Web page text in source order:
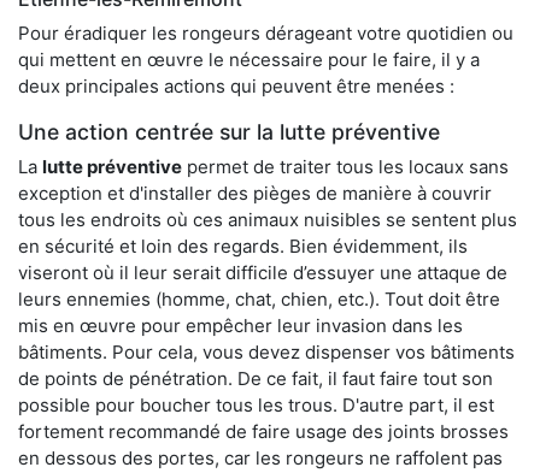
Pour éradiquer les rongeurs dérageant votre quotidien ou
qui mettent en œuvre le nécessaire pour le faire, il y a
deux principales actions qui peuvent être menées :
Une action centrée sur la lutte préventive
La lutte préventive permet de traiter tous les locaux sans
exception et d'installer des pièges de manière à couvrir
tous les endroits où ces animaux nuisibles se sentent plus
en sécurité et loin des regards. Bien évidemment, ils
viseront où il leur serait difficile d’essuyer une attaque de
leurs ennemies (homme, chat, chien, etc.). Tout doit être
mis en œuvre pour empêcher leur invasion dans les
bâtiments. Pour cela, vous devez dispenser vos bâtiments
de points de pénétration. De ce fait, il faut faire tout son
possible pour boucher tous les trous. D'autre part, il est
fortement recommandé de faire usage des joints brosses
en dessous des portes, car les rongeurs ne raffolent pas